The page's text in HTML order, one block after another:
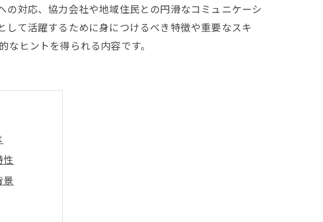
対応、協力会社や地域住民との円滑なコミュニケーシ
て活躍するために身につけるべき特徴や重要なスキ
ヒントを得られる内容です。
性
景